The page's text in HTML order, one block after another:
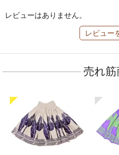
レビューはありません。
レビュー
売れ筋